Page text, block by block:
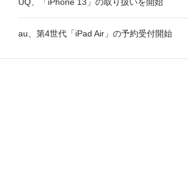
au、第4世代「iPad Air」の予約受付開始